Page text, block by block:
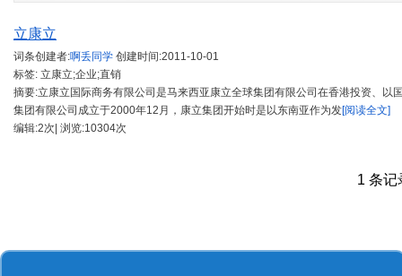
立康立
词条创建者:啊丢同学 创建时间:2011-10-01
标签: 立康立;企业;直销
摘要:立康立国际商务有限公司是马来西亚康立全球集团有限公司在香港投资、
集团有限公司成立于2000年12月，康立集团开始时是以东南亚作为发[阅读全文]
编辑:2次| 浏览:10304次
1 条记